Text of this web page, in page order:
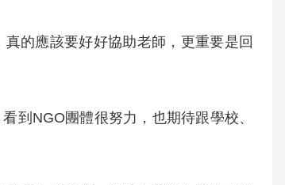
的應該要好好協助老師，更重要是回
到NGO團體很努力，也期待跟學校、